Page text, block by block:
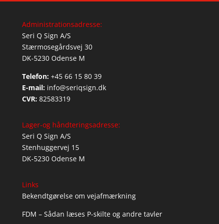
Administrationsadresse:
Seri Q Sign A/S
Stærmosegårdsvej 30
DK-5230 Odense M
Telefon: +45 66 15 80 39
E-mail: info@seriqsign.dk
CVR: 82583319
Lager-og håndteringsadresse:
Seri Q Sign A/S
Stenhuggervej 15
DK-5230 Odense M
Links
Bekendtgørelse om vejafmærkning
FDM – Sådan læses P-skilte og andre tavler